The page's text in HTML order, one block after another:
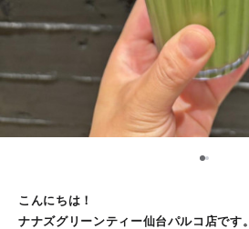
1
こんにちは！
ナナズグリーンティー仙台パルコ店です。